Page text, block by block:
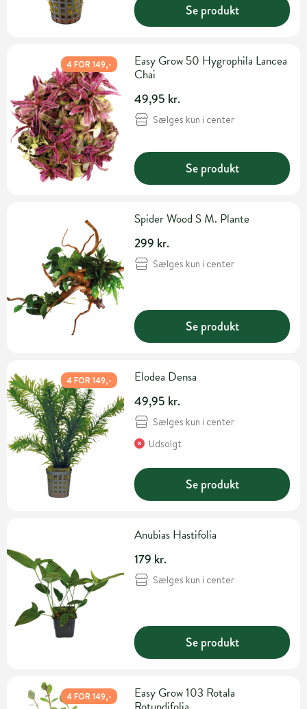
Se produkt
4 FOR 149,-
Easy Grow 50 Hygrophila Lancea
Chai
49,95 kr.
Sælges kun i center
Se produkt
Spider Wood S M. Plante
299 kr.
Sælges kun i center
Se produkt
4 FOR 149,- Elodea Densa
49,95 kr.
Sælges kun i center
Udsolgt
Se produkt
Anubias Hastifolia
179 kr.
Sælges kun i center
Se produkt
4 FOR 149,-
Easy Grow 103 Rotala